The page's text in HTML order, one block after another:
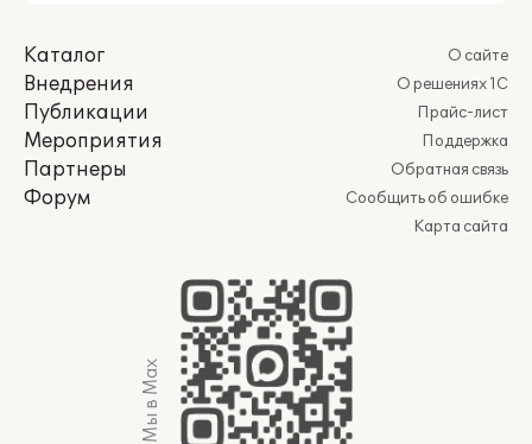
Каталог
Внедрения
Публикации
Мероприятия
Партнеры
Форум
О сайте
О решениях 1С
Прайс-лист
Поддержка
Обратная связь
Сообщить об ошибке
Карта сайта
Мы в Max